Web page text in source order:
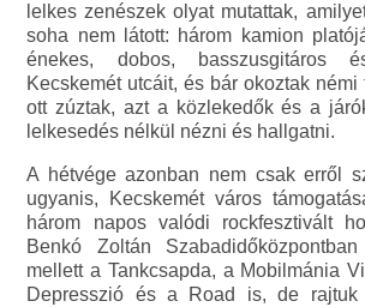
lelkes zenészek olyat mutattak,
soha nem látott: három kamion
énekes, dobos, basszusgitáros
Kecskemét utcáit, és bár okoztak némi
ott zúztak, azt a közlekedők és a
lelkesedés nélkül nézni és hallgatni.
A hétvége azonban nem csak erről
ugyanis, Kecskemét város
három napos valódi rockfesztivált
Benkó Zoltán
mellett a Tankcsapda, a Mobilmánia
Depresszió és a Road is, de